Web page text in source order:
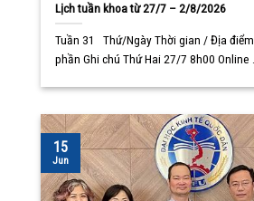
Lịch tuần khoa từ 27/7 – 2/8/2026
Tuần 31 Thứ/Ngày Thời gian / Địa
phần Ghi chú Thứ Hai 27/7 8h00 Online
15
Jun